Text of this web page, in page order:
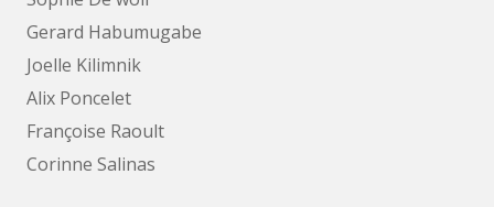
Gerard Habumugabe
Joelle Kilimnik
Alix Poncelet
Françoise Raoult
Corinne Salinas